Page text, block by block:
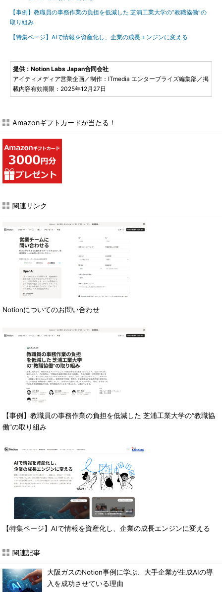
【事例】教職員の事務作業の負担を低減した 芝浦工業大学の“教職協働”の
取り組み
【特集ページ】AIで情報を資産化し、企業の成長エンジンに変える
提供：Notion Labs Japan合同会社
アイティメディア営業企画／制作：ITmedia エンタープライズ編集部／掲
載内容有効期限：2025年12月27日
Amazonギフトカードが当たる！
関連リンク
Notionについてのお問い合わせ
【事例】教職員の事務作業の負担を低減した 芝浦工業大学の“教職協
働”の取り組み
【特集ページ】AIで情報を資産化し、企業の成長エンジンに変える
関連記事
大阪ガスのNotion事例に学ぶ、大手企業が生成AIの導
入を成功させている理由